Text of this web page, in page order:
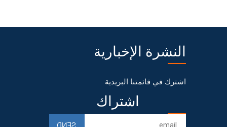
النشرة الإخبارية
اشترك في قائمتنا البريدية
اشتراك